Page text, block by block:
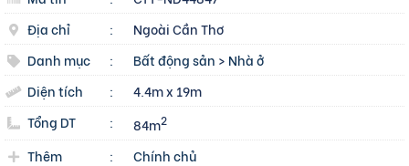
Địa chỉ
:
Ngoài Cần Thơ
Danh mục
: Bất động sản > Nhà ở
Diện tích
:
4.4m x 19m
Tổng DT
: 84m2
Thêm :
Chính chủ